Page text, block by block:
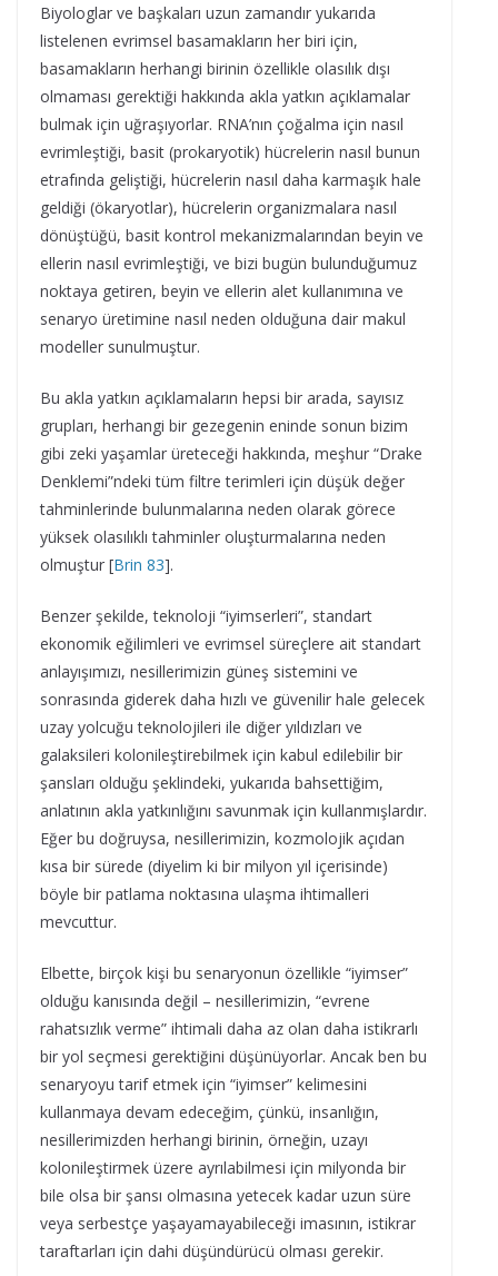
Biyologlar ve başkaları uzun zamandır yukarıda
listelenen evrimsel basamakların her biri için,
basamakların herhangi birinin özellikle olasılık dışı
olmaması gerektiği hakkında akla yatkın açıklamalar
bulmak için uğraşıyorlar. RNA’nın çoğalma için nasıl
evrimleştiği, basit (prokaryotik) hücrelerin nasıl bunun
etrafında geliştiği, hücrelerin nasıl daha karmaşık hale
geldiği (ökaryotlar), hücrelerin organizmalara nasıl
dönüştüğü, basit kontrol mekanizmalarından beyin ve
ellerin nasıl evrimleştiği, ve bizi bugün bulunduğumuz
noktaya getiren, beyin ve ellerin alet kullanımına ve
senaryo üretimine nasıl neden olduğuna dair makul
modeller sunulmuştur.
Bu akla yatkın açıklamaların hepsi bir arada, sayısız
grupları, herhangi bir gezegenin eninde sonun bizim
gibi zeki yaşamlar üreteceği hakkında, meşhur “Drake
Denklemi”ndeki tüm filtre terimleri için düşük değer
tahminlerinde bulunmalarına neden olarak görece
yüksek olasılıklı tahminler oluşturmalarına neden
olmuştur [Brin 83].
Benzer şekilde, teknoloji “iyimserleri”, standart
ekonomik eğilimleri ve evrimsel süreçlere ait standart
anlayışımızı, nesillerimizin güneş sistemini ve
sonrasında giderek daha hızlı ve güvenilir hale gelecek
uzay yolcuğu teknolojileri ile diğer yıldızları ve
galaksileri kolonileştirebilmek için kabul edilebilir bir
şansları olduğu şeklindeki, yukarıda bahsettiğim,
anlatının akla yatkınlığını savunmak için kullanmışlardır.
Eğer bu doğruysa, nesillerimizin, kozmolojik açıdan
kısa bir sürede (diyelim ki bir milyon yıl içerisinde)
böyle bir patlama noktasına ulaşma ihtimalleri
mevcuttur.
Elbette, birçok kişi bu senaryonun özellikle “iyimser”
olduğu kanısında değil – nesillerimizin, “evrene
rahatsızlık verme” ihtimali daha az olan daha istikrarlı
bir yol seçmesi gerektiğini düşünüyorlar. Ancak ben bu
senaryoyu tarif etmek için “iyimser” kelimesini
kullanmaya devam edeceğim, çünkü, insanlığın,
nesillerimizden herhangi birinin, örneğin, uzayı
kolonileştirmek üzere ayrılabilmesi için milyonda bir
bile olsa bir şansı olmasına yetecek kadar uzun süre
veya serbestçe yaşayamayabileceği imasının, istikrar
taraftarları için dahi düşündürücü olması gerekir.